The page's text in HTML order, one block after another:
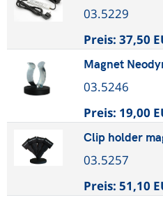
03.5229
Preis: 37,50
Magnet
03.5246
Preis: 19,00
Clip holder
03.5257
Preis: 51,10